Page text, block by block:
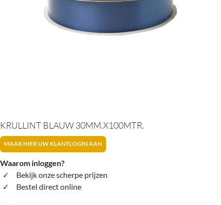
KRULLINT BLAUW 30MM.X100MTR.
MAAK HIER UW KLANTLOGIN AAN
Waarom inloggen?
Bekijk onze scherpe prijzen
Bestel direct online